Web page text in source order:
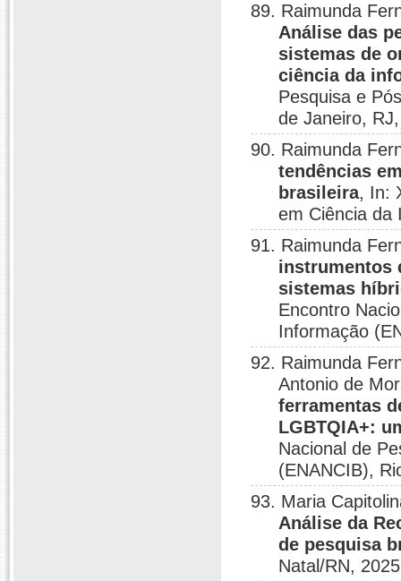
89. Raimunda
Análise das
sistemas de
ciência da
Pesquisa e
de Janeiro,
90. Raimunda
tendências
brasileira, In:
em Ciência da
91. Raimunda
instrumentos
sistemas
Encontro
Informação
92. Raimunda
Antonio de
ferramentas
LGBTQIA+:
Nacional de
(ENANCIB),
93. Maria
Análise da
de pesquisa
Natal/RN,